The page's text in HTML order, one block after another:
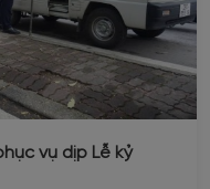
vụ dịp Lễ kỷ